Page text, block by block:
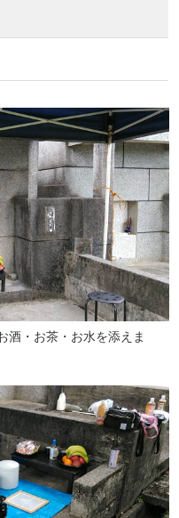
酒・お茶・お水を添えま